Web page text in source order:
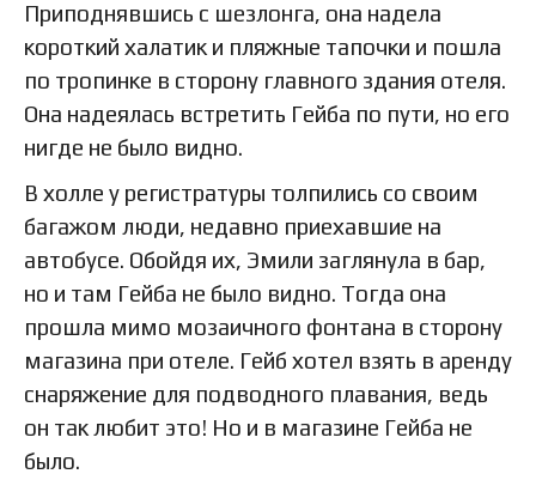
Приподнявшись с шезлонга, она надела
короткий халатик и пляжные тапочки и пошла
по тропинке в сторону главного здания отеля.
Она надеялась встретить Гейба по пути, но его
нигде не было видно.
В холле у регистратуры толпились со своим
багажом люди, недавно приехавшие на
автобусе. Обойдя их, Эмили заглянула в бар,
но и там Гейба не было видно. Тогда она
прошла мимо мозаичного фонтана в сторону
магазина при отеле. Гейб хотел взять в аренду
снаряжение для подводного плавания, ведь
он так любит это! Но и в магазине Гейба не
было.